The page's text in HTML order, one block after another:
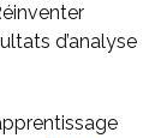
d’analyse